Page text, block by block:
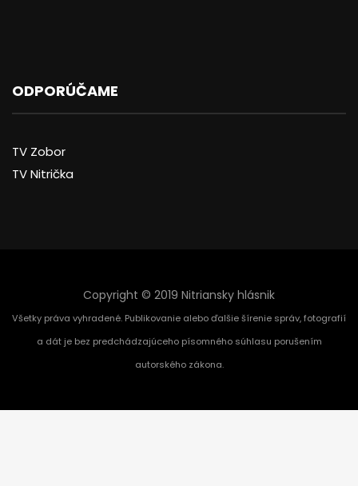
ODPORÚČAME
TV Zobor
TV Nitrička
Copyright © 2019 Nitriansky hlásnik
Všetky práva vyhradené. Publikovanie alebo ďalšie šírenie správ, fotografií
a dát je bez predchádzajúceho písomného súhlasu porušením
autorského zákona.